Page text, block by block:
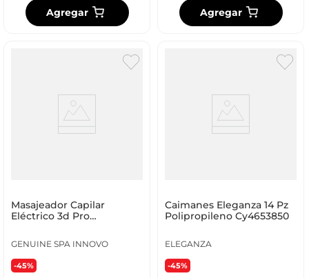
Agregar Agregar
Masajeador Capilar
Eléctrico 3d Pro
Recargable Azul 5v 5v Azul
GENUINE SPA INNOVO
-45%
Caimanes Eleganza 14 Pz
Polipropileno Cy4653850
ELEGANZA
-45%